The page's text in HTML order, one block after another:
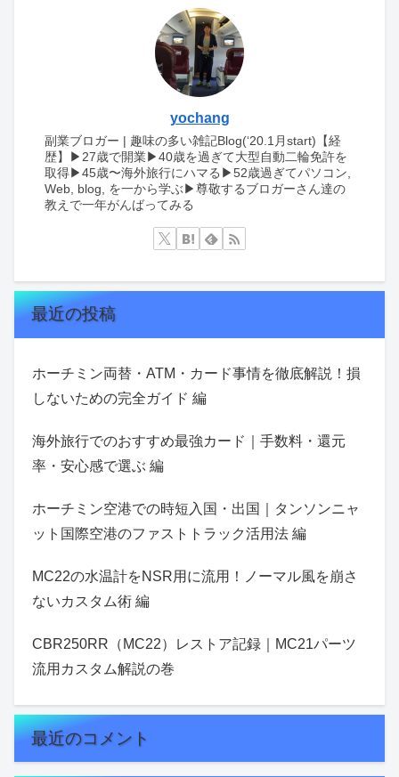
yochang
副業ブロガー | 趣味の多い雑記Blog(‘20.1月start)【経
歴】▶︎27歳で開業▶︎40歳を過ぎて大型自動二輪免許を
取得▶︎45歳〜海外旅行にハマる▶︎52歳過ぎてパソコン,
Web, blog, を一から学ぶ▶︎尊敬するブロガーさん達の
教えで一年がんばってみる
最近の投稿
ホーチミン両替・ATM・カード事情を徹底解説！損
しないための完全ガイド 編
海外旅行でのおすすめ最強カード｜手数料・還元
率・安心感で選ぶ 編
ホーチミン空港での時短入国・出国｜タンソンニャ
ット国際空港のファストトラック活用法 編
MC22の水温計をNSR用に流用！ノーマル風を崩さ
ないカスタム術 編
CBR250RR（MC22）レストア記録｜MC21パーツ
流用カスタム解説の巻
最近のコメント